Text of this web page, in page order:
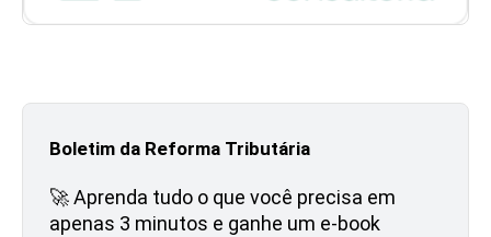
Boletim da Reforma Tributária
🚀 Aprenda tudo o que você precisa em
apenas 3 minutos e ganhe um e-book